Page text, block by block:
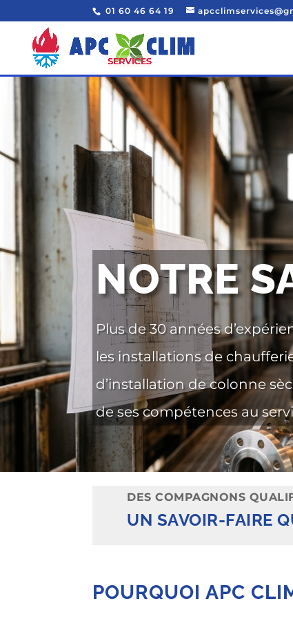
01 60 46 64 19
NOTRE
Plus de 30 années
les installations de
d’installation de colonne
de ses compétences au
DES COMPAGNONS
UN SAVOIR-FAIRE
POURQUOI APC